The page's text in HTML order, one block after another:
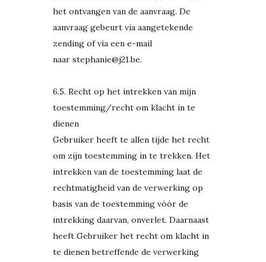
het ontvangen van de aanvraag. De
aanvraag gebeurt via aangetekende
zending of via een e-mail
naar stephanie@j21.be.
6.5. Recht op het intrekken van mijn
toestemming/recht om klacht in te
dienen
Gebruiker heeft te allen tijde het recht
om zijn toestemming in te trekken. Het
intrekken van de toestemming laat de
rechtmatigheid van de verwerking op
basis van de toestemming vóór de
intrekking daarvan, onverlet. Daarnaast
heeft Gebruiker het recht om klacht in
te dienen betreffende de verwerking